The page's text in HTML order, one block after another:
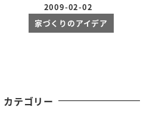
投稿日
2009-02-02
家づくりのアイデア
カテゴリー